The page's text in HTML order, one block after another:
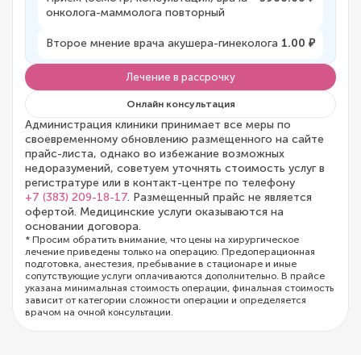
онколога-маммолога повторный
Второе мнение врача акушера-гинеколога 1.00 ₽
Лечение в рассрочку
Онлайн консультация
Администрация клиники принимает все меры по
своевременному обновлению размещенного на сайте
прайс-листа, однако во избежание возможных
недоразумений, советуем уточнять стоимость услуг в
регистратуре или в контакт-центре по телефону
+7 (383) 209-18-17. Размещенный прайс не является
офертой. Медицинские услуги оказываются на
основании договора.
* Просим обратить внимание, что цены на хирургическое
лечение приведены только на операцию. Предоперационная
подготовка, анестезия, пребывание в стационаре и иные
сопутствующие услуги оплачиваются дополнительно. В прайсе
указана минимальная стоимость операции, финальная стоимость
зависит от категории сложности операции и определяется
врачом на очной консультации.